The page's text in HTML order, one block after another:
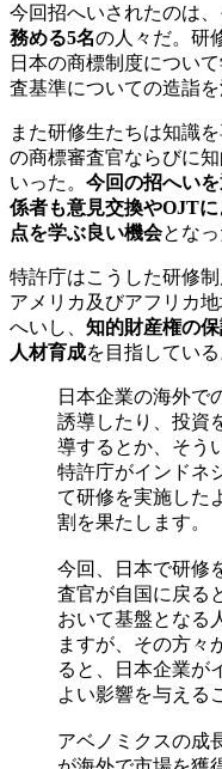
今回招へいされたのは、
務める5名の人々だ。研
日本の商標制度につい
査基準についての造詣を
また研修生たちは知識
の商標審査官ならびに
いった。 今回の招へい
係者も意見交換やOJT
点を学ぶ良い機会となっ
特許庁はこうした研修
アメリカ及びアフリカ
へいし、 知的財産権の
人材育成を目指している
日本企業の海外で
誘導したり、投資
導するとか、そう
特許庁がインドネ
て研修を実施した
割を果たします。
今回、日本で研修
査官が自国に戻る
おいて基盤となる
ますが、その方々
ると、日本企業が
よい影響を与える
アベノミクスの成